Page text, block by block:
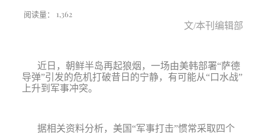
阅读量：
1,362
文/本刊编辑部
近日，朝鲜半岛再起狼烟，一场由美韩部署“萨德
导弹”引发的危机打破昔日的宁静，有可能从“口水战”
上升到军事冲突。
据相关资料分析，美国 “军事打击”惯常采取四个